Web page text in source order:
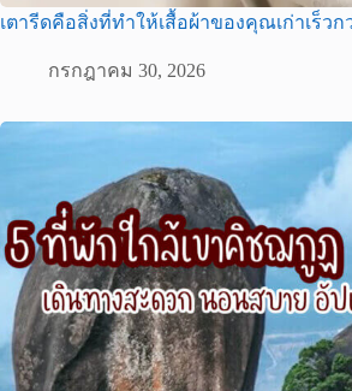
เตารีดคือสิ่งที่ทำให้เสื้อผ้าของคุณเก่าเร็วก
กรกฎาคม 30, 2026